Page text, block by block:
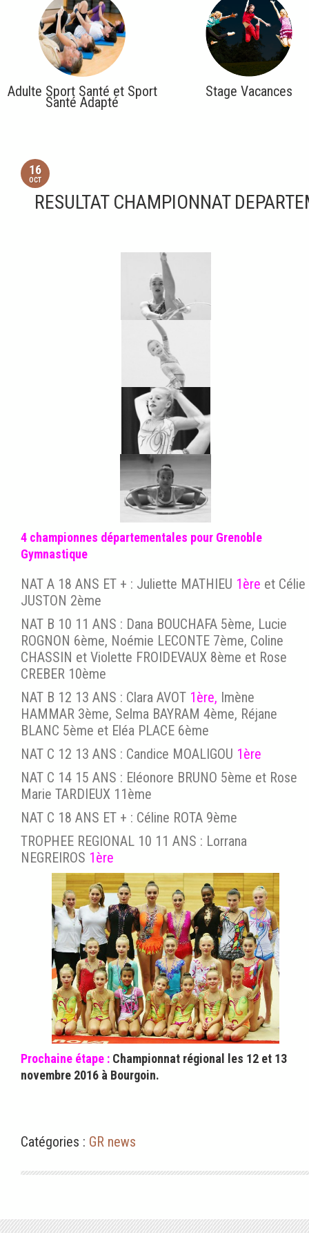
Adulte Sport Santé et Sport
Santé Adapté
Stage Vacances
16
OCT
RESULTAT CHAMPIONNAT
4 championnes départementales pour Grenoble
Gymnastique
NAT A 18 ANS ET + : Juliette MATHIEU 1ère et Célie
JUSTON 2ème
NAT B 10 11 ANS : Dana BOUCHAFA 5ème, Lucie
ROGNON 6ème, Noémie LECONTE 7ème, Coline
CHASSIN et Violette FROIDEVAUX 8ème et Rose
CREBER 10ème
NAT B 12 13 ANS : Clara AVOT 1ère, Imène
HAMMAR 3ème, Selma BAYRAM 4ème, Réjane
BLANC 5ème et Eléa PLACE 6ème
NAT C 12 13 ANS : Candice MOALIGOU 1ère
NAT C 14 15 ANS : Eléonore BRUNO 5ème et Rose
Marie TARDIEUX 11ème
NAT C 18 ANS ET + : Céline ROTA 9ème
TROPHEE REGIONAL 10 11 ANS : Lorrana
NEGREIROS 1ère
Prochaine étape : Championnat régional les 12 et 13
novembre 2016 à Bourgoin.
Catégories : GR news